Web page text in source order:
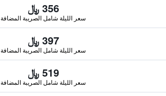
356 ﷼
سعر الليلة شامل الصريبة المضافة
397 ﷼
سعر الليلة شامل الصريبة المضافة
519 ﷼
سعر الليلة شامل الصريبة المضافة